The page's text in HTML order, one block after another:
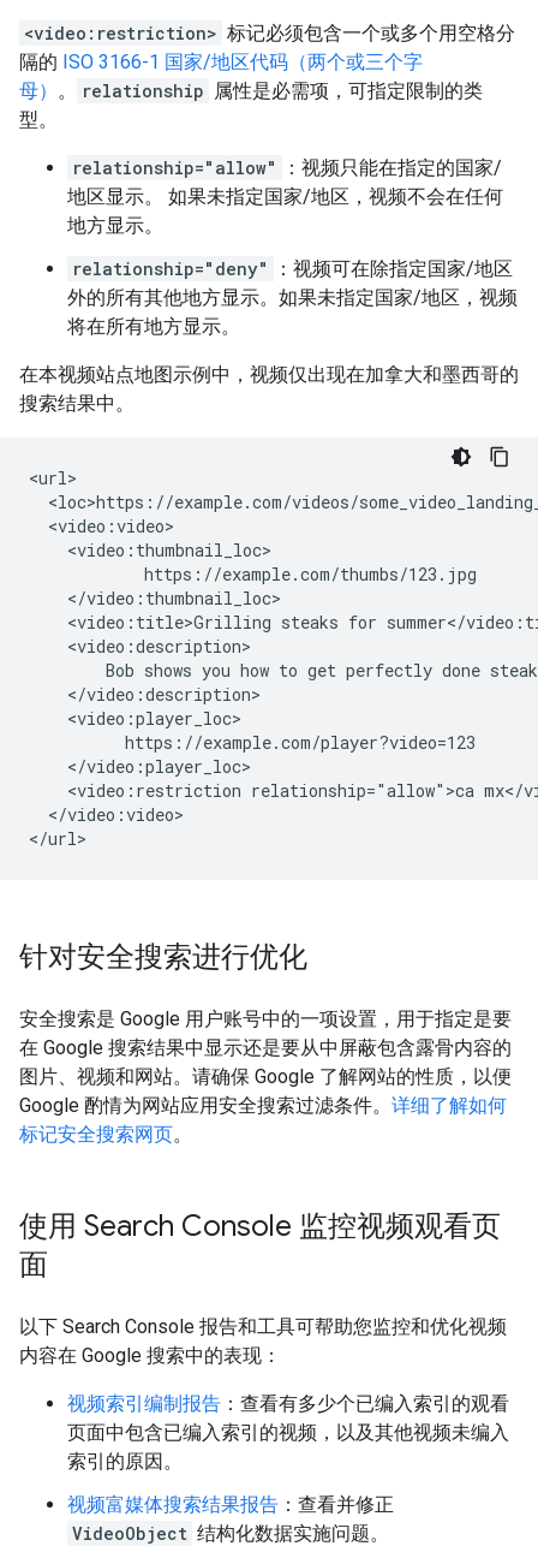
<video:restriction> 标记必须包含一个或多个用空格分
隔的 ISO 3166-1 国家/地区代码（两个或三个字
母）
。 relationship 属性是必需项，可指定限制的类
型。
relationship="allow"
：视频只能在指定的国家/
地区显示。 如果未指定国家/地区，视频不会在任何
地方显示。
relationship="deny"
：视频可在除指定国家/地区
外的所有其他地方显示。如果未指定国家/地区，视频
将在所有地方显示。
在本视频站点地图示例中，视频仅出现在加拿大和墨西哥的
搜索结果中。
<url>
<loc>https://example.com/videos/
  <video:video>
    <video:thumbnail_loc>
            https://example.com/thumbs/123.jpg
    </video:thumbnail_loc>
<video:title>Grilling steaks for summer</
    <video:description>
Bob shows you how to get perfectly done
    </video:description>
    <video:player_loc>
          https://example.com/player?video=123
    </video:player_loc>
<video:restriction relationship="allow">ca mx</
  </video:video>
</url>
针对安全搜索进行优化
安全搜索是 Google 用户账号中的一项设置，用于指定是要
在 Google 搜索结果中显示还是要从中屏蔽包含露骨内容的
图片、视频和网站。请确保 Google 了解网站的性质，以便
Google 酌情为网站应用安全搜索过滤条件。 详细了解如何
标记安全搜索网页。
使用 Search Console 监控视频观看页
面
以下 Search Console 报告和工具可帮助您监控和优化视频
内容在 Google 搜索中的表现：
视频索引编制报告 ：查看有多少个已编入索引的观看
页面中包含已编入索引的视频，以及其他视频未编入
索引的原因。
视频富媒体搜索结果报告 ：查看并修正
VideoObject 结构化数据实施问题。